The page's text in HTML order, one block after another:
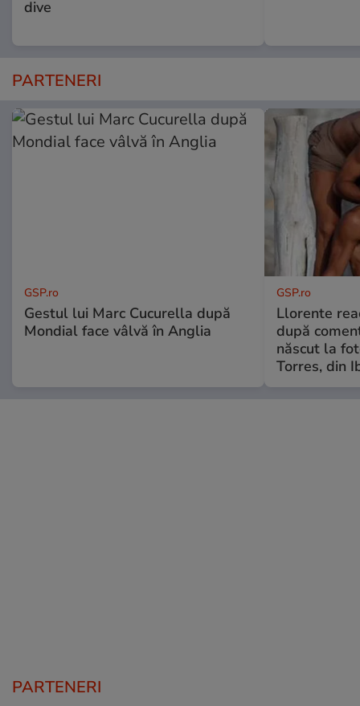
dive
PARTENERI
GSP.ro
Gestul lui Marc Cucurella după
Mondial face vâlvă în Anglia
GSP.ro
Llorente
după
născut la
Torres, din
PARTENERI